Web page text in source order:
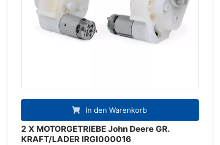
In den Warenkorb
2 X MOTORGETRIEBE John Deere GR.
KRAFT/LADER IRGI000016